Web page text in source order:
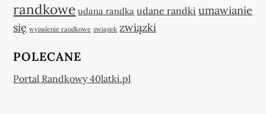
randkowe udana randka udane randki umawianie
się wypalenie randkowe związek związki
POLECANE
Portal Randkowy 40latki.pl